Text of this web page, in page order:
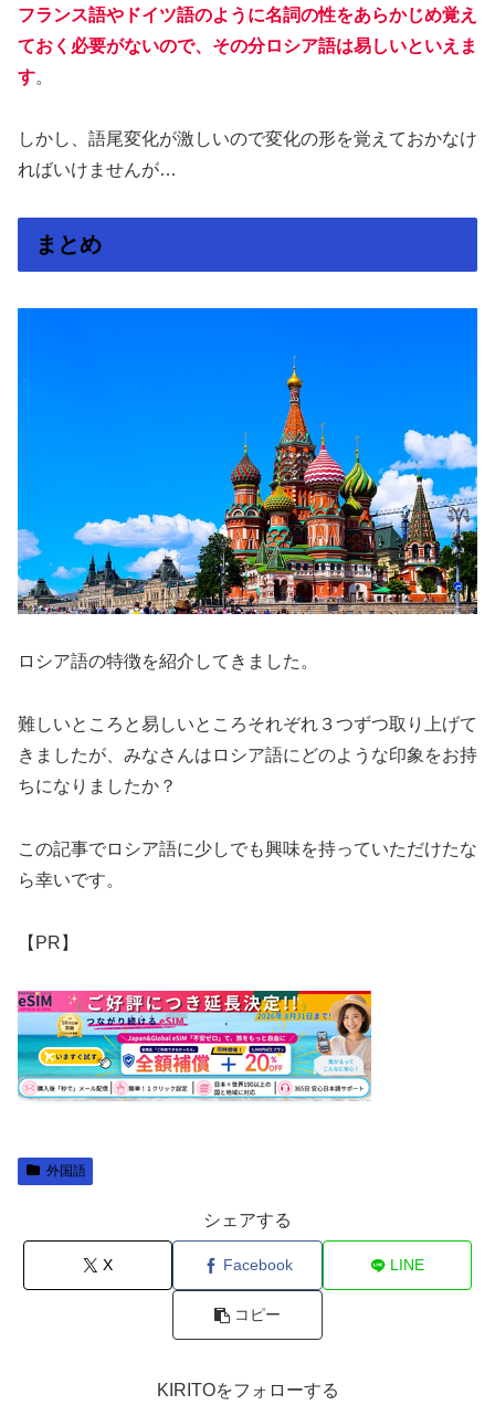
フランス語やドイツ語のように名詞の性をあらかじめ覚え
ておく必要がないので、その分ロシア語は易しいといえま
す。
しかし、語尾変化が激しいので変化の形を覚えておかなけ
ればいけませんが…
まとめ
ロシア語の特徴を紹介してきました。
難しいところと易しいところそれぞれ３つずつ取り上げて
きましたが、みなさんはロシア語にどのような印象をお持
ちになりましたか？
この記事でロシア語に少しでも興味を持っていただけたな
ら幸いです。
【PR】
外国語
シェアする
X Facebook LINE
コピー
KIRITOをフォローする